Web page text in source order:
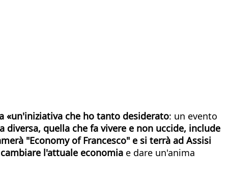
che ho tanto desiderato: un evento
diversa, quella che fa vivere e non uccide, include
"Economy of Francesco" e si terrà ad Assisi
l'attuale economia e dare un'anima